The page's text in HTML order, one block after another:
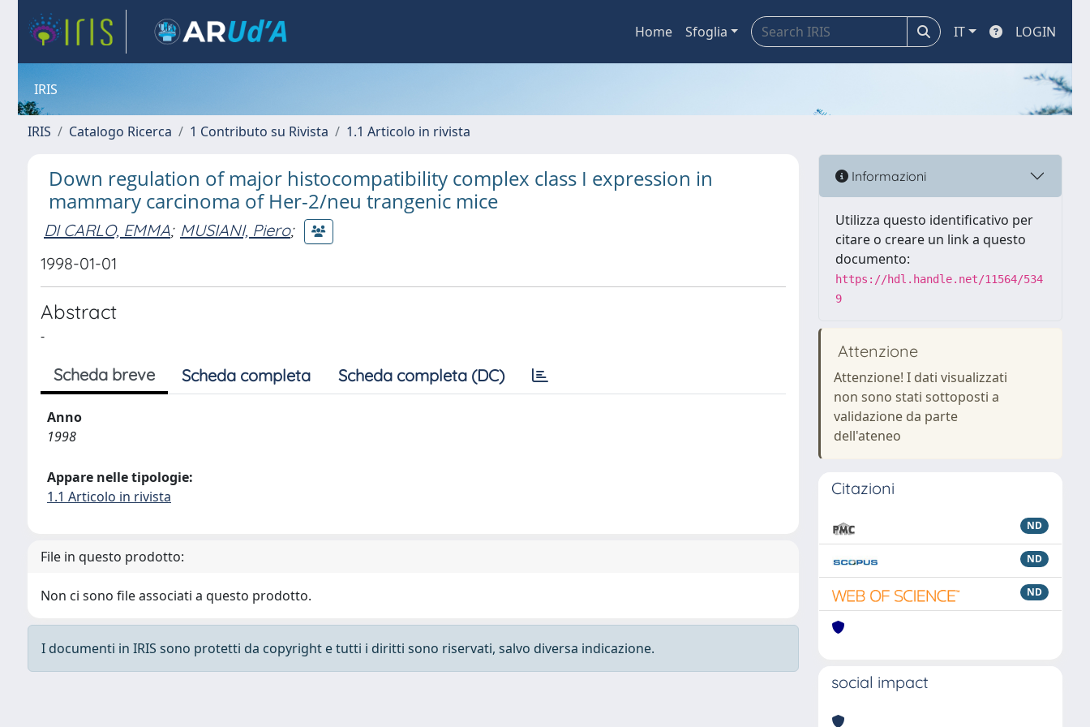
Home Sfoglia IT LOGIN
IRIS
IRIS Catalogo Ricerca 1 Contributo su Rivista 1.1 Articolo in rivista
Down regulation of major histocompatibility complex class I expression in
mammary carcinoma of Her-2/neu trangenic mice
DI CARLO, EMMA; MUSIANI, Piero;
1998-01-01
Abstract
-
Scheda breve Scheda completa Scheda completa (DC)
Anno
1998
Appare nelle tipologie:
1.1 Articolo in rivista
File in questo prodotto:
Non ci sono file associati a questo prodotto.
I documenti in IRIS sono protetti da copyright e tutti i diritti sono riservati, salvo diversa indicazione.
Informazioni
Utilizza questo identificativo per
citare o creare un link a questo
documento:
https://hdl.handle.net/11564/534
9
Attenzione
Attenzione! I dati visualizzati
non sono stati sottoposti a
validazione da parte
dell'ateneo
Citazioni
ND
ND
ND
social impact